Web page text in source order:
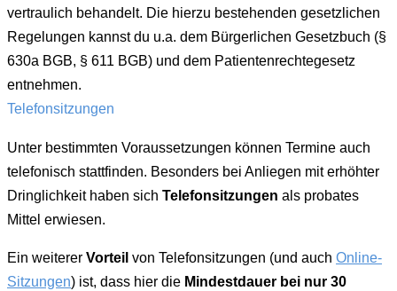
vertraulich behandelt. Die hierzu bestehenden gesetzlichen
Regelungen kannst du u.a. dem Bürgerlichen Gesetzbuch (§
630a BGB, § 611 BGB) und dem Patientenrechtegesetz
entnehmen.
Telefonsitzungen
Unter bestimmten Voraussetzungen können Termine auch
telefonisch stattfinden. Besonders bei Anliegen mit erhöhter
Dringlichkeit haben sich Telefonsitzungen als probates
Mittel erwiesen.
Ein weiterer Vorteil von Telefonsitzungen (und auch Online-
Sitzungen) ist, dass hier die Mindestdauer bei nur 30